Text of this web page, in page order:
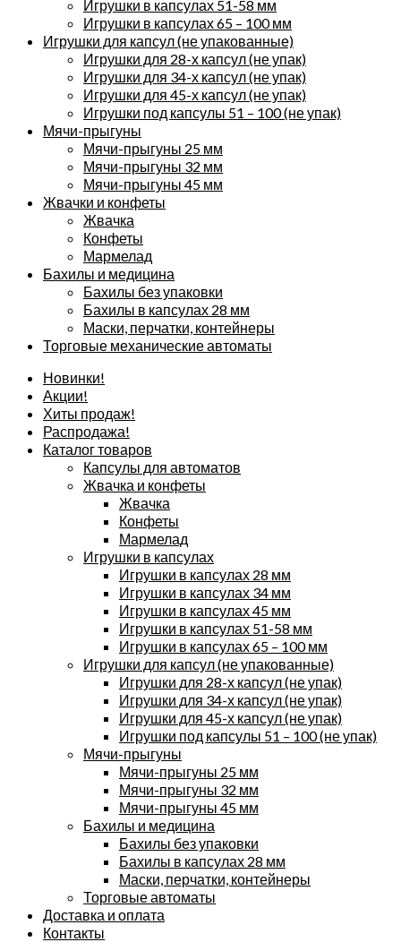
Игрушки в капсулах 51-58 мм
Игрушки в капсулах 65 – 100 мм
Игрушки для капсул (не упакованные)
Игрушки для 28-х капсул (не упак)
Игрушки для 34-х капсул (не упак)
Игрушки для 45-х капсул (не упак)
Игрушки под капсулы 51 – 100 (не упак)
Мячи-прыгуны
Мячи-прыгуны 25 мм
Мячи-прыгуны 32 мм
Мячи-прыгуны 45 мм
Жвачки и конфеты
Жвачка
Конфеты
Мармелад
Бахилы и медицина
Бахилы без упаковки
Бахилы в капсулах 28 мм
Маски, перчатки, контейнеры
Торговые механические автоматы
Новинки!
Акции!
Хиты продаж!
Распродажа!
Каталог товаров
Капсулы для автоматов
Жвачка и конфеты
Жвачка
Конфеты
Мармелад
Игрушки в капсулах
Игрушки в капсулах 28 мм
Игрушки в капсулах 34 мм
Игрушки в капсулах 45 мм
Игрушки в капсулах 51-58 мм
Игрушки в капсулах 65 – 100 мм
Игрушки для капсул (не упакованные)
Игрушки для 28-х капсул (не упак)
Игрушки для 34-х капсул (не упак)
Игрушки для 45-х капсул (не упак)
Игрушки под капсулы 51 – 100 (не упак)
Мячи-прыгуны
Мячи-прыгуны 25 мм
Мячи-прыгуны 32 мм
Мячи-прыгуны 45 мм
Бахилы и медицина
Бахилы без упаковки
Бахилы в капсулах 28 мм
Маски, перчатки, контейнеры
Торговые автоматы
Доставка и оплата
Контакты